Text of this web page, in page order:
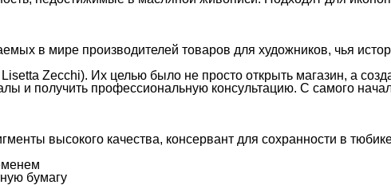
в мире производителей товаров для художников, чья
Zecchi). Их целью было не просто открыть магазин, а
и получить профессиональную консультацию. С самого
высокого качества, консервант для сохранности в
бумагу